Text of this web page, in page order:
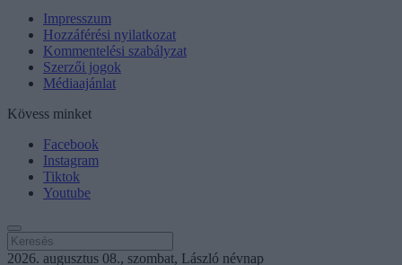
Impresszum
Hozzáférési nyilatkozat
Kommentelési szabályzat
Szerzői jogok
Médiaajánlat
Kövess minket
Facebook
Instagram
Tiktok
Youtube
2026. augusztus 08., szombat, László névnap